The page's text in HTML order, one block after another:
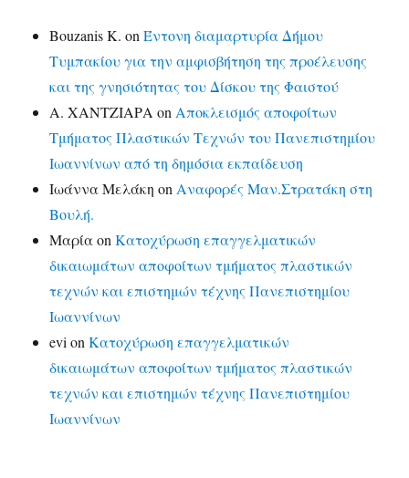
Bouzanis K. onΈντονη διαμαρτυρία Δήμου
Τυμπακίου για την αμφισβήτηση της προέλευσης
και της γνησιότητας του Δίσκου της Φαιστού
Α. ΧΑΝΤΖΙΑΡΑ on Αποκλεισμός αποφοίτων
Τμήματος Πλαστικών Τεχνών του Πανεπιστημίου
Ιωαννίνων από τη δημόσια εκπαίδευση
Ιωάννα Μελάκη on Αναφορές Μαν.Στρατάκη στη
Βουλή.
ΜαρίαonΚατοχύρωση επαγγελματικών
δικαιωμάτων αποφοίτων τμήματος πλαστικών
τεχνών και επιστημών τέχνης Πανεπιστημίου
Ιωαννίνων
evi onΚατοχύρωση επαγγελματικών
δικαιωμάτων αποφοίτων τμήματος πλαστικών
τεχνών και επιστημών τέχνης Πανεπιστημίου
Ιωαννίνων